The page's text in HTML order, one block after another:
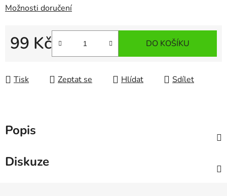
Možnosti doručení
99 Kč
Měrná cena:
DO KOŠÍKU
Tisk Zeptat se Hlídat Sdílet
Popis
Diskuze